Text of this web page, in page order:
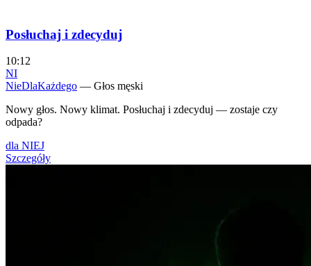
Posłuchaj i zdecyduj
10:12
NI
NieDlaKażdego — Głos męski
Nowy głos. Nowy klimat. Posłuchaj i zdecyduj — zostaje czy
odpada?
dla NIEJ
Szczegóły